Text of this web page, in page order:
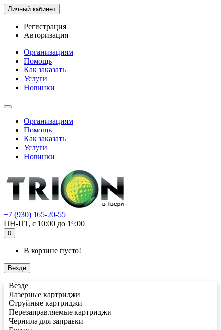
Личный кабинет
Регистрация
Авторизация
Организациям
Помощь
Как заказать
Услуги
Новинки
Организациям
Помощь
Как заказать
Услуги
Новинки
+7 (930) 165-20-55
ПН-ПТ, с 10:00 до 19:00
0
В корзине пусто!
Везде
Везде
Лазерные картриджи
Струйные картриджи
Перезаправляемые картриджи
Чернила для заправки